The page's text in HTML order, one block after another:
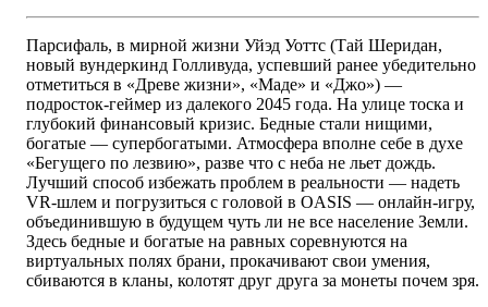
Парсифаль, в мирной жизни Уйэд Уоттс (Тай Шеридан,
новый вундеркинд Голливуда, успевший ранее убедительно
отметиться в «Древе жизни», «Маде» и «Джо») —
подросток-геймер из далекого 2045 года. На улице тоска и
глубокий финансовый кризис. Бедные стали нищими,
богатые — супербогатыми. Атмосфера вполне себе в духе
«Бегущего по лезвию», разве что с неба не льет дождь.
Лучший способ избежать проблем в реальности — надеть
VR-шлем и погрузиться с головой в OASIS — онлайн-игру,
объединившую в будущем чуть ли не все население Земли.
Здесь бедные и богатые на равных соревнуются на
виртуальных полях брани, прокачивают свои умения,
сбиваются в кланы, колотят друг друга за монеты почем зря.